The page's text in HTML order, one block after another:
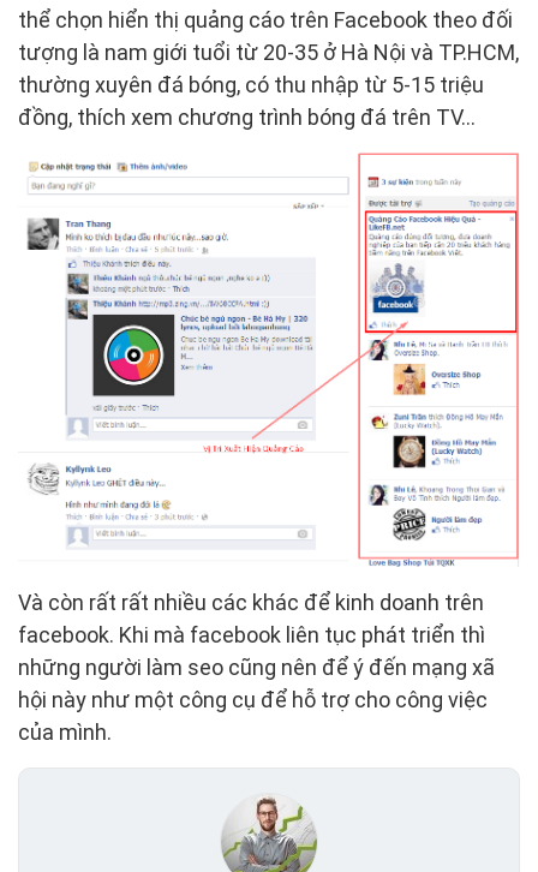
thể chọn hiển thị quảng cáo trên Facebook theo đối
tượng là nam giới tuổi từ 20-35 ở Hà Nội và TP.HCM,
thường xuyên đá bóng, có thu nhập từ 5-15 triệu
đồng, thích xem chương trình bóng đá trên TV…
Và còn rất rất nhiều các khác để kinh doanh trên
facebook. Khi mà facebook liên tục phát triển thì
những người làm seo cũng nên để ý đến mạng xã
hội này như một công cụ để hỗ trợ cho công việc
của mình.